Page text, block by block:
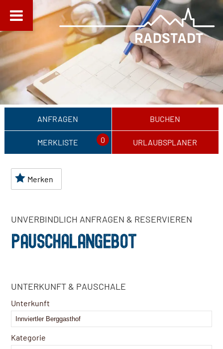
ANFRAGEN BUCHEN
MERKLISTE 0 URLAUBSPLANER
Merken
UNVERBINDLICH ANFRAGEN & RESERVIEREN
PAUSCHALANGEBOT
UNTERKUNFT & PAUSCHALE
Unterkunft
Kategorie